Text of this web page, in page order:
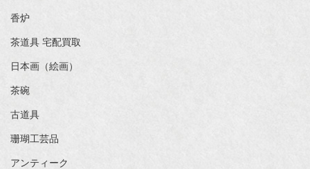
香炉
茶道具 宅配買取
日本画（絵画）
茶碗
古道具
珊瑚工芸品
アンティーク